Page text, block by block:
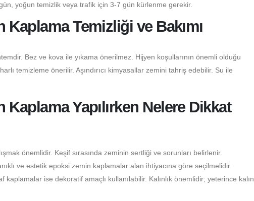
yoğun temizlik veya trafik için 3-7 gün kürlenme gerekir.
Temizliği ve Bakımı
Bez ve kova ile yıkama önerilmez. Hijyen koşullarının önemli olduğu
temizleme önerilir. Aşındırıcı kimyasallar zemini tahriş edebilir. Su ile
Yapılırken Nelere Dikkat
önemlidir. Keşif sırasında zeminin sertliği ve sorunları belirlenir.
ve estetik epoksi zemin kaplamalar alan ihtiyacına göre seçilmelidir.
ise dekoratif amaçlı kullanılabilir. Kalınlık önemlidir; yeterince kalın